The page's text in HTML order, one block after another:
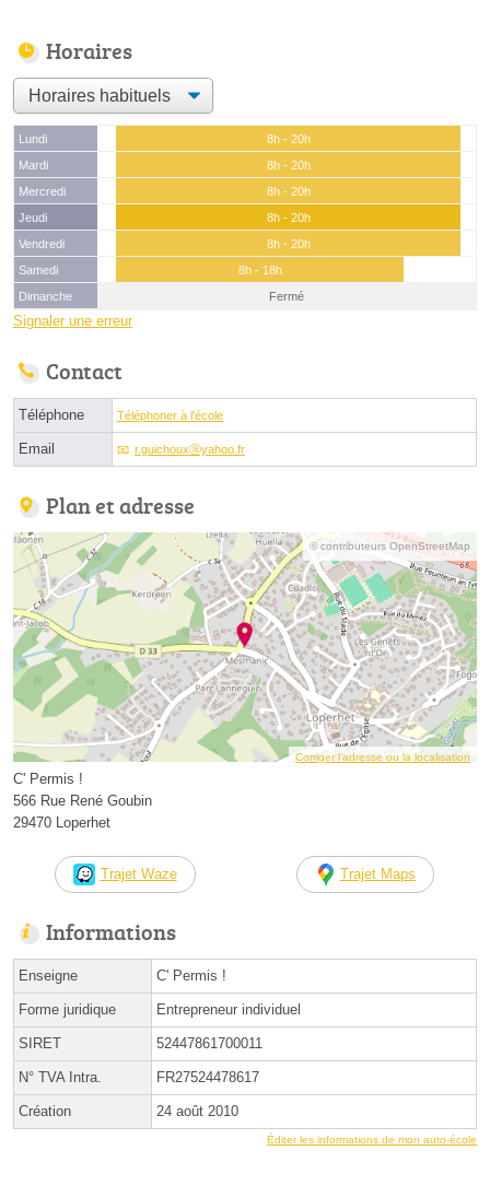
Horaires
Lundi
8h - 20h
Mardi
8h - 20h
Mercredi
8h - 20h
Jeudi
8h - 20h
Vendredi
8h - 20h
Samedi
8h - 18h
Dimanche
Fermé
Signaler une erreur
Contact
Téléphone Téléphoner à l'école
Email r.guichouxⓐyahoo.fr
Plan et adresse
© contributeurs OpenStreetMap
Corriger l’adresse ou la localisation
C' Permis !
566 Rue René Goubin
29470 Loperhet
Trajet Waze Trajet Maps
Informations
Enseigne C' Permis !
Forme juridique Entrepreneur individuel
SIRET 52447861700011
N° TVA Intra. FR27524478617
Création 24 août 2010
Éditer les informations de mon auto-école